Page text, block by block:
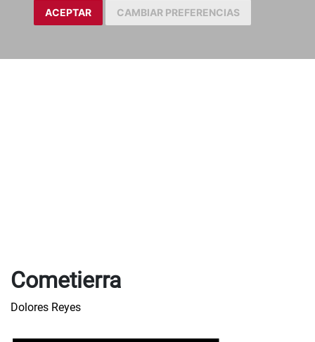
ACEPTAR CAMBIAR PREFERENCIAS
Cometierra
Dolores Reyes